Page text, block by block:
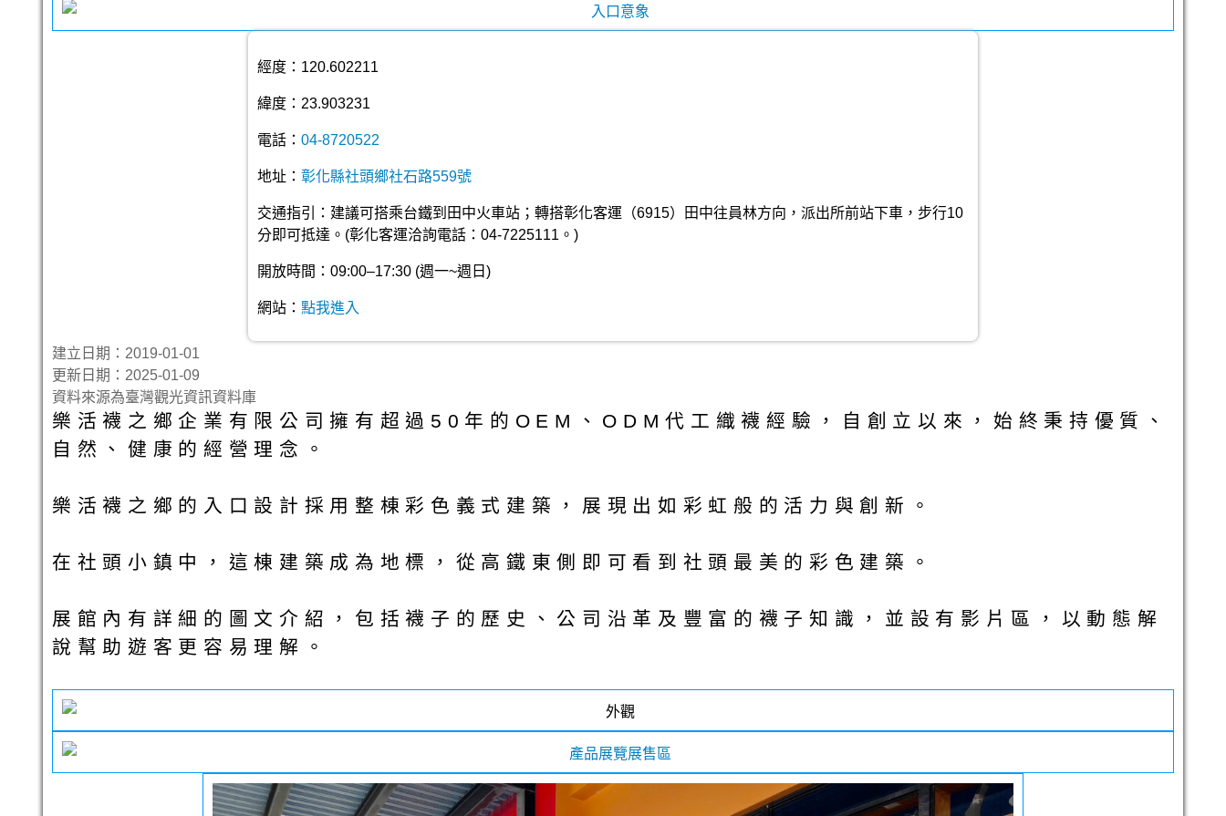
經度：120.602211
緯度：23.903231
電話： 04-8720522
地址： 彰化縣社頭鄉社石路559號
交通指引：建議可搭乘台鐵到田中火車站；轉搭彰化客運（6915）田中往員林方向，派出所前站下車，步行10
分即可抵達。(彰化客運洽詢電話：04-7225111。)
開放時間：09:00–17:30 (週一~週日)
網站： 點我進入
建立日期：2019-01-01
更新日期：2025-01-09
資料來源為臺灣觀光資訊資料庫
樂活襪之鄉企業有限公司擁有超過50年的OEM、ODM代工織襪經驗，自創立以來，始終秉持優質、
自然、健康的經營理念。
樂活襪之鄉的入口設計採用整棟彩色義式建築，展現出如彩虹般的活力與創新。
在社頭小鎮中，這棟建築成為地標，從高鐵東側即可看到社頭最美的彩色建築。
展館內有詳細的圖文介紹，包括襪子的歷史、公司沿革及豐富的襪子知識，並設有影片區，以動態解
說幫助遊客更容易理解。